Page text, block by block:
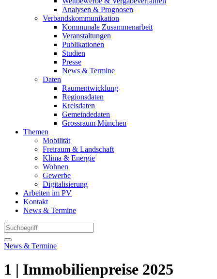
Analysen & Prognosen
Verbandskommunikation
Kommunale Zusammenarbeit
Veranstaltungen
Publikationen
Studien
Presse
News & Termine
Daten
Raumentwicklung
Regionsdaten
Kreisdaten
Gemeindedaten
Grossraum München
Themen
Mobilität
Freiraum & Landschaft
Klima & Energie
Wohnen
Gewerbe
Digitalisierung
Arbeiten im PV
Kontakt
News & Termine
News & Termine
1 | Immobilienpreise 2025